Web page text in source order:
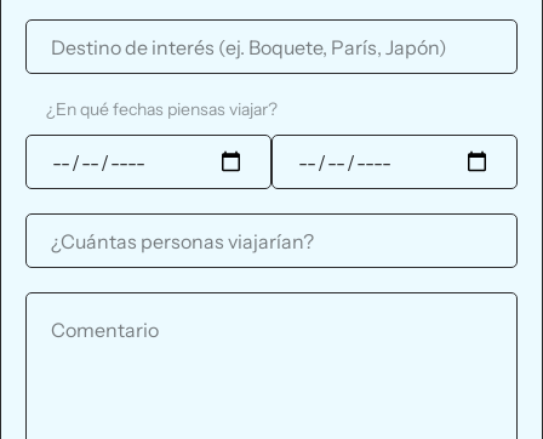
¿En qué fechas piensas viajar?